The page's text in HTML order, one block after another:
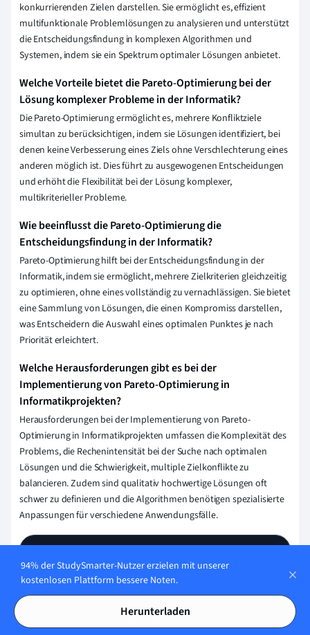
konkurrierenden Zielen darstellen. Sie ermöglicht es, effizient
multifunktionale Problemlösungen zu analysieren und unterstützt
die Entscheidungsfindung in komplexen Algorithmen und
Systemen, indem sie ein Spektrum optimaler Lösungen anbietet.
Welche Vorteile bietet die Pareto-Optimierung bei der
Lösung komplexer Probleme in der Informatik?
Die Pareto-Optimierung ermöglicht es, mehrere Konfliktziele
simultan zu berücksichtigen, indem sie Lösungen identifiziert, bei
denen keine Verbesserung eines Ziels ohne Verschlechterung eines
anderen möglich ist. Dies führt zu ausgewogenen Entscheidungen
und erhöht die Flexibilität bei der Lösung komplexer,
multikriterieller Probleme.
Wie beeinflusst die Pareto-Optimierung die
Entscheidungsfindung in der Informatik?
Pareto-Optimierung hilft bei der Entscheidungsfindung in der
Informatik, indem sie ermöglicht, mehrere Zielkriterien gleichzeitig
zu optimieren, ohne eines vollständig zu vernachlässigen. Sie bietet
eine Sammlung von Lösungen, die einen Kompromiss darstellen,
was Entscheidern die Auswahl eines optimalen Punktes je nach
Priorität erleichtert.
Welche Herausforderungen gibt es bei der
Implementierung von Pareto-Optimierung in
Informatikprojekten?
Herausforderungen bei der Implementierung von Pareto-
Optimierung in Informatikprojekten umfassen die Komplexität des
Problems, die Rechenintensität bei der Suche nach optimalen
Lösungen und die Schwierigkeit, multiple Zielkonflikte zu
balancieren. Zudem sind qualitativ hochwertige Lösungen oft
schwer zu definieren und die Algorithmen benötigen spezialisierte
Anpassungen für verschiedene Anwendungsfälle.
Wie stellen wir sicher, dass unser Content
94% der StudySmarter-Nutzer erzielen mit unserer
kostenlosen Plattform bessere Noten.
Herunterladen